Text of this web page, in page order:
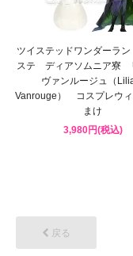
ツイステッドワンダーラ
ステ ディアソムニア寮
ヴァンルージュ（
Vanrouge） コスプレウィ
まけ
3,980円(税込)
戻る